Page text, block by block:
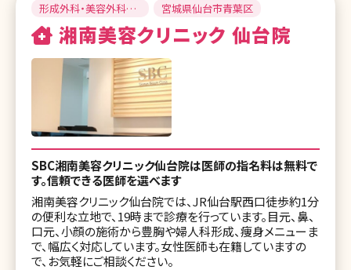
形成外科・美容外科・
美容外科・美容皮膚科
宮城県仙台市青葉区
湘南美容クリニック 仙台院
SBC湘南美容クリニック仙台院は医師の指名料は無料で
す。信頼できる医師を選べます
湘南美容クリニック仙台院では、JR仙台駅西口徒歩約1分
の便利な立地で、19時まで診療を行っています。目元、鼻、
口元、小顔の施術から豊胸や婦人科形成、痩身メニューま
で、幅広く対応しています。女性医師も在籍していますの
で、お気軽にご相談ください。